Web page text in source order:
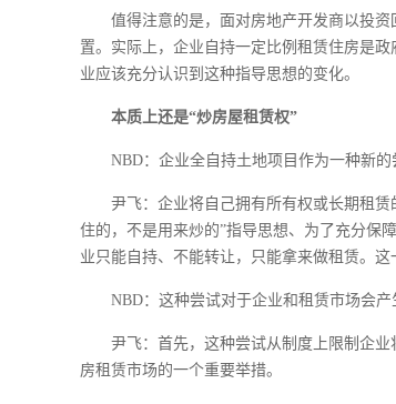
值得注意的是，面对房地产开发商以投
置。实际上，企业自持一定比例租赁住房是
业应该充分认识到这种指导思想的变化。
本质上还是“炒房屋租赁权”
NBD：企业全自持土地项目作为一种新
尹飞：企业将自己拥有所有权或长期租
住的，不是用来炒的”指导思想、为了充分保
业只能自持、不能转让，只能拿来做租赁。
NBD：这种尝试对于企业和租赁市场会产
尹飞：首先，这种尝试从制度上限制企
房租赁市场的一个重要举措。